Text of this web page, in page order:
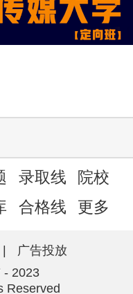
录取线
院校
合格线 更多
|
广告投放
- 2023
Reserved